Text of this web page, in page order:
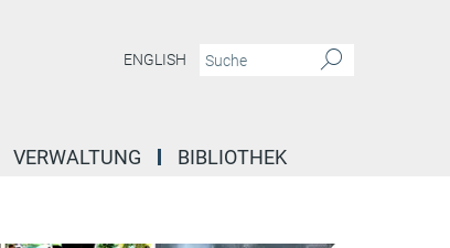
ENGLISH
VERWALTUNG BIBLIOTHEK